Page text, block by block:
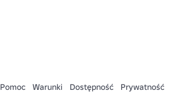
Pomoc Warunki Dostępność Prywatność